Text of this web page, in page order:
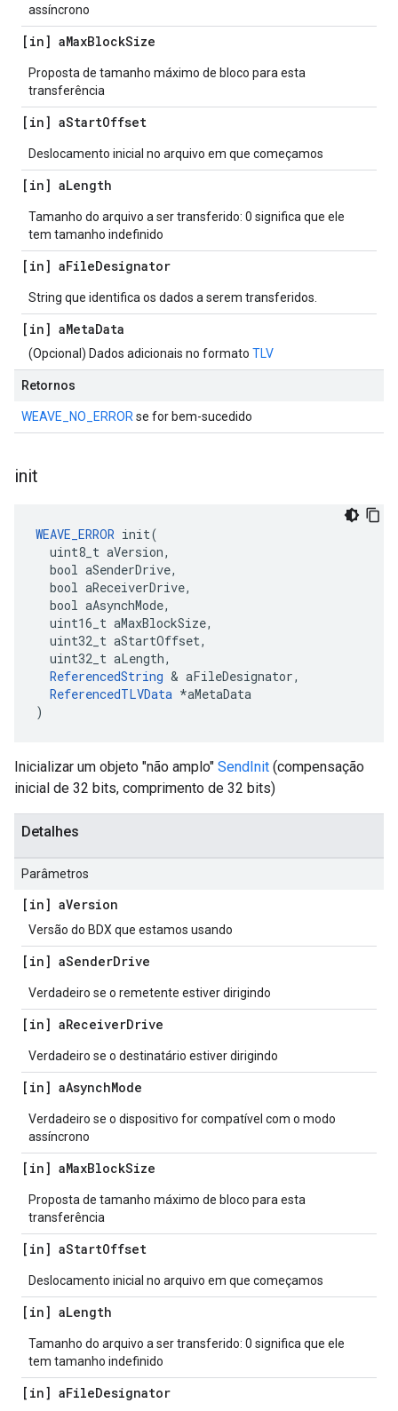
assíncrono
[in] aMaxBlockSize
Proposta de tamanho máximo de bloco para esta
transferência
[in] aStartOffset
Deslocamento inicial no arquivo em que começamos
[in] aLength
Tamanho do arquivo a ser transferido: 0 significa que ele
tem tamanho indefinido
[in] aFileDesignator
String que identifica os dados a serem transferidos.
[in] aMetaData
(Opcional) Dados adicionais no formato TLV
Retornos
WEAVE_NO_ERROR se for bem-sucedido
init
WEAVE_ERROR init(
  uint8_t aVersion,
  bool aSenderDrive,
  bool aReceiverDrive,
  bool aAsynchMode,
  uint16_t aMaxBlockSize,
  uint32_t aStartOffset,
  uint32_t aLength,
ReferencedString & aFileDesignator,
ReferencedTLVData *aMetaData
)
Inicializar um objeto "não amplo" SendInit (compensação
inicial de 32 bits, comprimento de 32 bits)
Detalhes
Parâmetros
[in] aVersion
Versão do BDX que estamos usando
[in] aSenderDrive
Verdadeiro se o remetente estiver dirigindo
[in] aReceiverDrive
Verdadeiro se o destinatário estiver dirigindo
[in] aAsynchMode
Verdadeiro se o dispositivo for compatível com o modo
assíncrono
[in] aMaxBlockSize
Proposta de tamanho máximo de bloco para esta
transferência
[in] aStartOffset
Deslocamento inicial no arquivo em que começamos
[in] aLength
Tamanho do arquivo a ser transferido: 0 significa que ele
tem tamanho indefinido
[in] aFileDesignator